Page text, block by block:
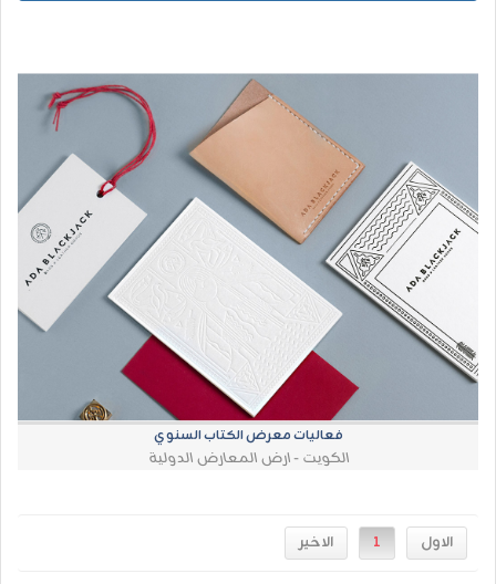
فعاليات معرض الكتاب السنوي
الكويت - ارض المعارض الدولية
1